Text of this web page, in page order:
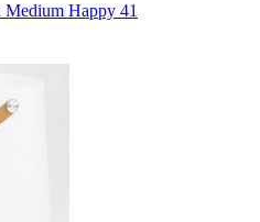
Medium Happy 41